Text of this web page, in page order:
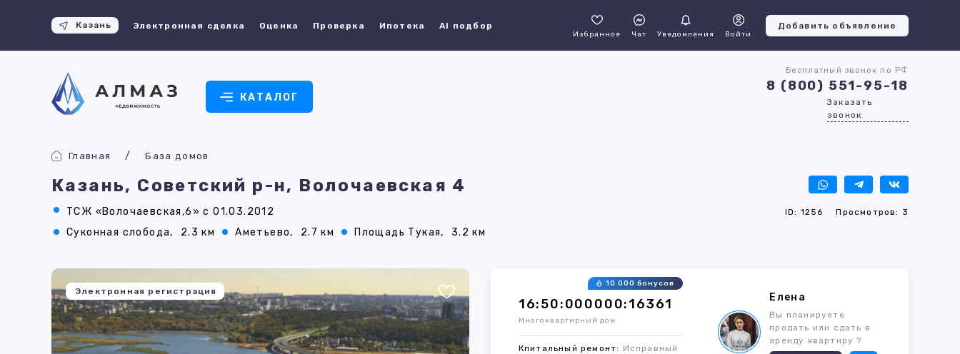
Казань Электронная сделка Оценка Проверка Ипотека AI подбор
Избранное Чат Уведомления Войти
Добавить объявление
КАТАЛОГ
Бесплатный звонок по РФ
8 (800) 551-95-18
Заказать
звонок
Главная База домов
Казань, Советский р-н, Волочаевская 4
ТСЖ «Волочаевская,6» с 01.03.2012 ID: 1256 Просмотров: 3
Суконная слобода, 2.3 км Аметьево, 2.7 км Площадь Тукая, 3.2 км
Электронная регистрация
16:50:000000:16361
10 000 бонусов
Многоквартирный дом
Кпитальный ремонт: Исправный
Елена
Вы планируете
продать или сдать в
аренду квартиру ?